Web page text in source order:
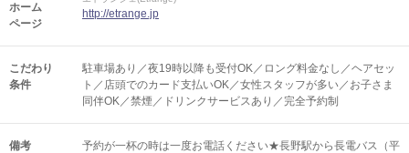
ホーム
ページ
http://etrange.jp
こだわり
条件
駐車場あり／夜19時以降も受付OK／ロング料金なし／ヘアセッ
ト／店頭でのカード支払いOK／女性スタッフが多い／お子さま
同伴OK／禁煙／ドリンクサービスあり／完全予約制
備考
予約が一杯の時は一度お電話ください★長野駅から長電バス（平